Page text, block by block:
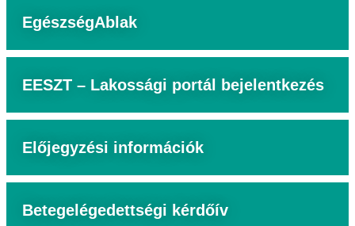
EgészségAblak
EESZT – Lakossági portál bejelentkezés
Előjegyzési információk
Betegelégedettségi kérdőív